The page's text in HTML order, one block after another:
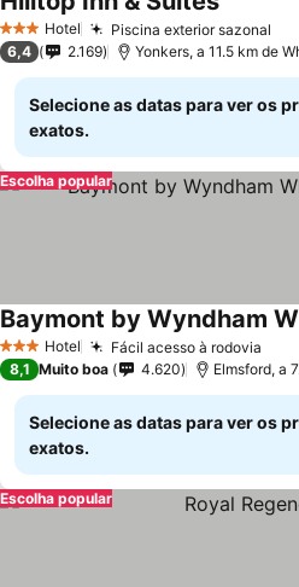
3 EstrelasHotel Piscina exterior sazonal
Ver
6,4 2.169 Yonkers, a 11.5 km de
Selecione as datas para ver os
exatos.
Escolha popular
3 EstrelasHotel Fácil acesso à rodovia
Ver preços
8,1 Muito boa 4.620 Elmsford, a
Selecione as datas para ver os
exatos.
Escolha popular